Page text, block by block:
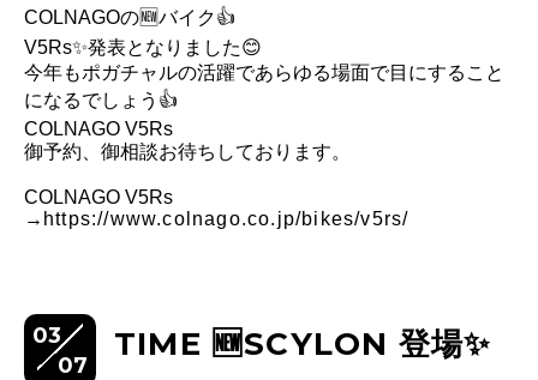
COLNAGOの🆕バイク👍
V5Rs✨発表となりました😊
今年もポガチャルの活躍であらゆる場面で目にすること
になるでしょう👍
COLNAGO V5Rs
御予約、御相談お待ちしております。
COLNAGO V5Rs
→ https://www.colnago.co.jp/bikes/v5rs/
03
07
TIME 🆕SCYLON 登場✨